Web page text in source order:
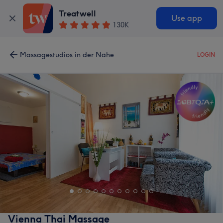
Treatwell
130K
Use app
Massagestudios in der Nähe LOGIN
Vienna Thai Massage